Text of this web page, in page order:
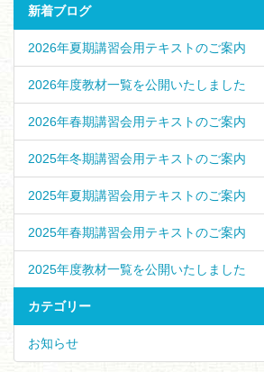
新着ブログ
2026年夏期講習会用テキストのご案内
2026年度教材一覧を公開いたしました
2026年春期講習会用テキストのご案内
2025年冬期講習会用テキストのご案内
2025年夏期講習会用テキストのご案内
2025年春期講習会用テキストのご案内
2025年度教材一覧を公開いたしました
カテゴリー
お知らせ